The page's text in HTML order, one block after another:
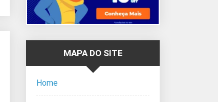
MAPA DO SITE
Home